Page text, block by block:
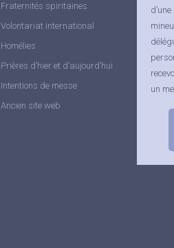
Fraternités spiritaines
Volontariat international
Homélies
Prières d’hier et d’aujourd’hui
Intentions de messe
Ancien site web
un